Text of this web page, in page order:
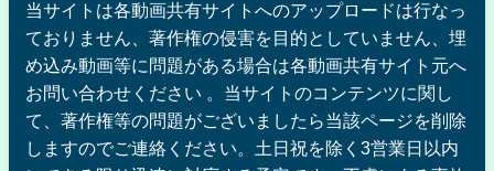
当サイトは各動画共有サイトへのアップロードは行なっ
ておりません、著作権の侵害を目的としていません、埋
め込み動画等に問題がある場合は各動画共有サイト元へ
お問い合わせください 。当サイトのコンテンツに関し
て、著作権等の問題がございましたら当該ページを削除
しますのでご連絡ください。土日祝を除く3営業日以内